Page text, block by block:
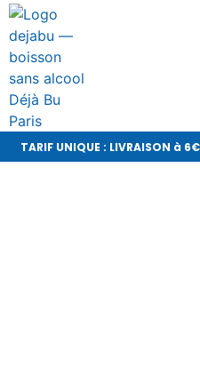
TARIF UNIQUE : LIVRAISON